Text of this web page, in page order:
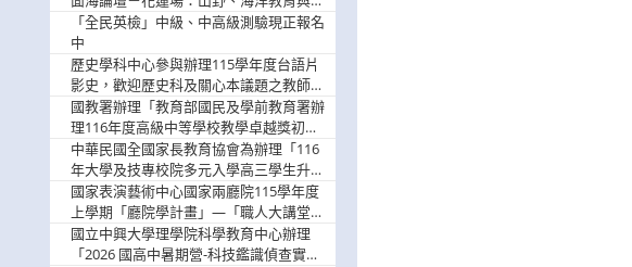
外安全實務課程」，歡迎踴躍報名參加
「全民英檢」中級、中高級測驗現正報名
中
歷史學科中心參與辦理115學年度台語片
影史，歡迎歷史科及關心本議題之教師踴
躍報名參加
國教署辦理「教育部國民及學前教育署辦
理116年度高級中等學校教學卓越獎初選
實施計畫」，鼓勵教師踴躍報名
中華民國全國家長教育協會為辦理「116
年大學及技專校院多元入學高三學生升學
輔導家長說明會」
國家表演藝術中心國家兩廳院115學年度
上學期「廳院學計畫」—「職人大講堂」
及「一日體驗課程」，鼓勵踴躍報名參
與。
國立中興大學理學院科學教育中心辦理
「2026 國高中暑期營-科技鑑識偵查實戰